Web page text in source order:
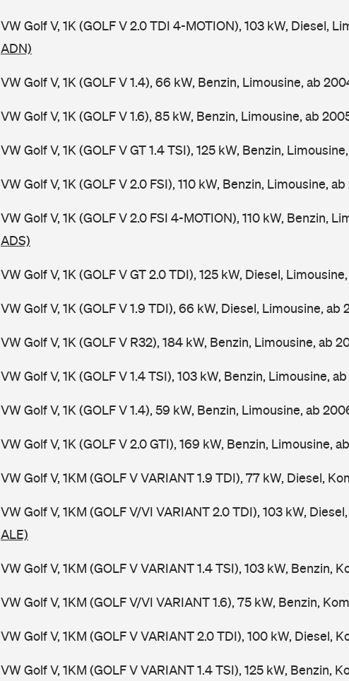
VW Golf V, 1K (GOLF V 2.0 TDI 4-MOTION), 103 kW, Diesel,
ADN)
VW Golf V, 1K (GOLF V 1.4), 66 kW, Benzin, Limousine, ab
VW Golf V, 1K (GOLF V 1.6), 85 kW, Benzin, Limousine, ab
VW Golf V, 1K (GOLF V GT 1.4 TSI), 125 kW, Benzin,
VW Golf V, 1K (GOLF V 2.0 FSI), 110 kW, Benzin, Limousine,
VW Golf V, 1K (GOLF V 2.0 FSI 4-MOTION), 110 kW, Benzin,
ADS)
VW Golf V, 1K (GOLF V GT 2.0 TDI), 125 kW, Diesel,
VW Golf V, 1K (GOLF V 1.9 TDI), 66 kW, Diesel, Limousine, ab
VW Golf V, 1K (GOLF V R32), 184 kW, Benzin, Limousine, ab
VW Golf V, 1K (GOLF V 1.4 TSI), 103 kW, Benzin, Limousine,
VW Golf V, 1K (GOLF V 1.4), 59 kW, Benzin, Limousine, ab
VW Golf V, 1K (GOLF V 2.0 GTI), 169 kW, Benzin, Limousine,
VW Golf V, 1KM (GOLF V VARIANT 1.9 TDI), 77 kW, Diesel,
VW Golf V, 1KM (GOLF V/VI VARIANT 2.0 TDI), 103 kW,
ALE)
VW Golf V, 1KM (GOLF V VARIANT 1.4 TSI), 103 kW, Benzin,
VW Golf V, 1KM (GOLF V/VI VARIANT 1.6), 75 kW, Benzin,
VW Golf V, 1KM (GOLF V VARIANT 2.0 TDI), 100 kW, Diesel,
VW Golf V, 1KM (GOLF V VARIANT 1.4 TSI), 125 kW, Benzin,